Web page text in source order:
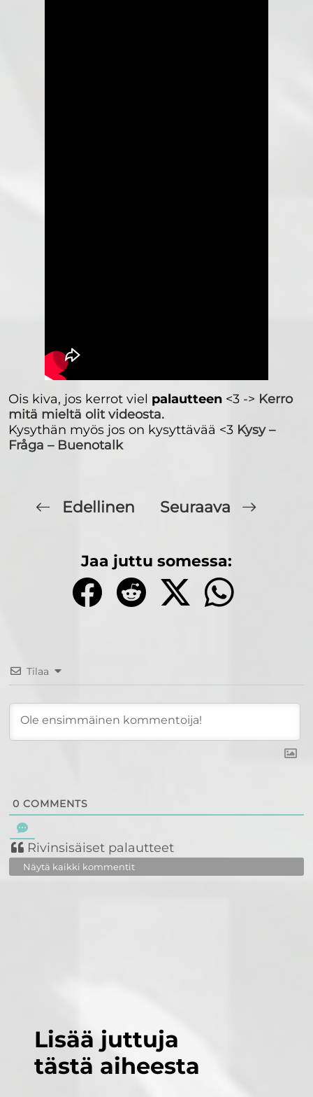
Ois kiva, jos kerrot viel palautteen <3 -> Kerro
mitä mieltä olit videosta.
Kysythän myös jos on kysyttävää <3 Kysy –
Fråga – Buenotalk
Edellinen Seuraava
Jaa juttu somessa:
Tilaa
0 COMMENTS
Rivinsisäiset palautteet
Näytä kaikki kommentit
Lisää juttuja
tästä aiheesta